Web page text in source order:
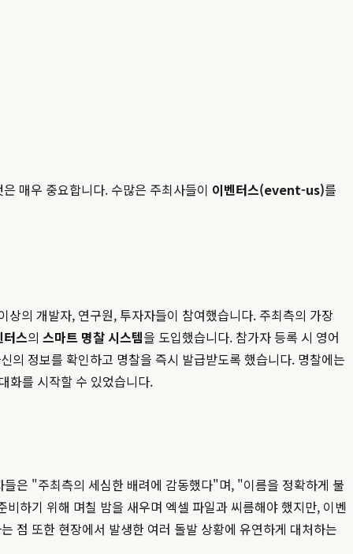
매우 중요합니다. 수많은 주최사들이 이벤터스(event-us)를
의 개발자, 연구원, 투자자들이 참여했습니다. 주최측의 가장
스의 스마트 명찰 시스템을 도입했습니다. 참가자 등록 시 영어
의 정보를 확인하고 명찰을 즉시 발급받도록 했습니다. 명찰에는
화를 시작할 수 있었습니다.
은 "주최측의 세심한 배려에 감동했다"며, "이름을 정확하게 불
하기 위해 며칠 밤을 새우며 엑셀 파일과 씨름해야 했지만, 이벤
점 또한 현장에서 발생한 여러 돌발 상황에 유연하게 대처하는